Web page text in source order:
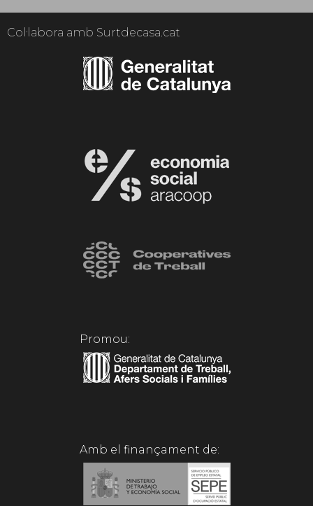
Col·labora amb Surtdecasa.cat
Promou:
Amb el finançament de: